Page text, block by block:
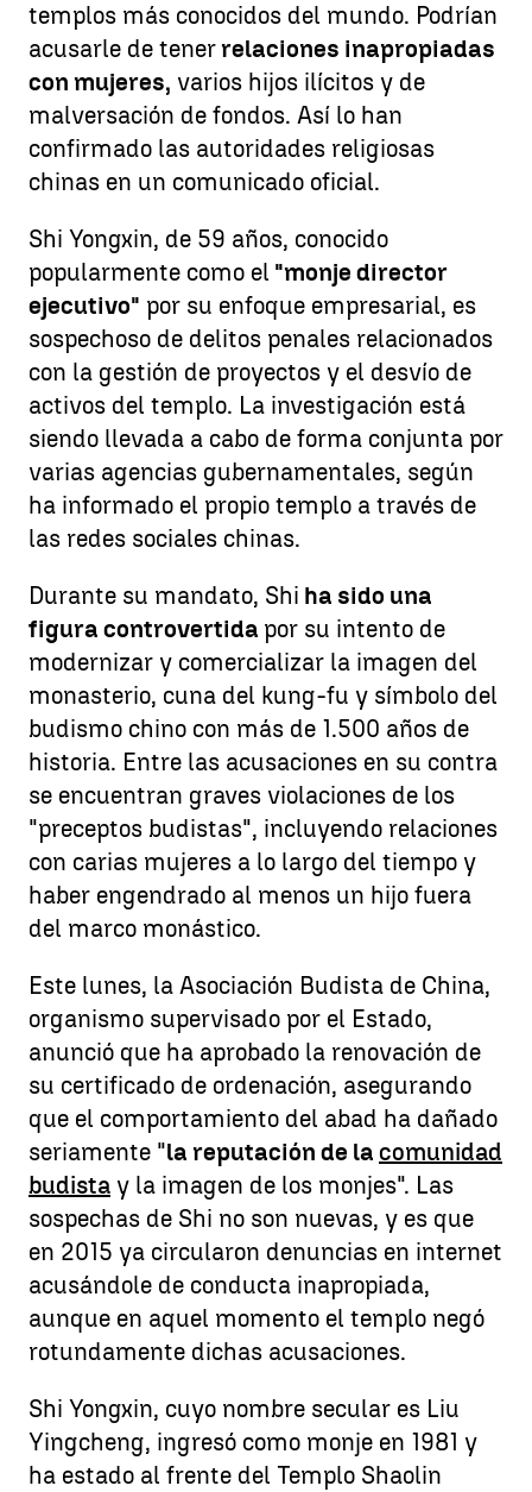
templos más conocidos del mundo. Podrían
acusarle de tenerrelaciones inapropiadas
con mujeres, varios hijos ilícitos y de
malversación de fondos. Así lo han
confirmado las autoridades religiosas
chinas en un comunicado oficial.
Shi Yongxin, de 59 años, conocido
popularmente como el "monje director
ejecutivo" por su enfoque empresarial, es
sospechoso de delitos penales relacionados
con la gestión de proyectos y el desvío de
activos del templo. La investigación está
siendo llevada a cabo de forma conjunta por
varias agencias gubernamentales, según
ha informado el propio templo a través de
las redes sociales chinas.
Durante su mandato, Shi ha sido una
figura controvertida por su intento de
modernizar y comercializar la imagen del
monasterio, cuna del kung-fu y símbolo del
budismo chino con más de 1.500 años de
historia. Entre las acusaciones en su contra
se encuentran graves violaciones de los
"preceptos budistas", incluyendo relaciones
con carias mujeres a lo largo del tiempo y
haber engendrado al menos un hijo fuera
del marco monástico.
Este lunes, la Asociación Budista de China,
organismo supervisado por el Estado,
anunció que ha aprobado la renovación de
su certificado de ordenación, asegurando
que el comportamiento del abad ha dañado
seriamente "la reputación de la comunidad
budista y la imagen de los monjes". Las
sospechas de Shi no son nuevas, y es que
en 2015 ya circularon denuncias en internet
acusándole de conducta inapropiada,
aunque en aquel momento el templo negó
rotundamente dichas acusaciones.
Shi Yongxin, cuyo nombre secular es Liu
Yingcheng, ingresó como monje en 1981 y
ha estado al frente del Templo Shaolin